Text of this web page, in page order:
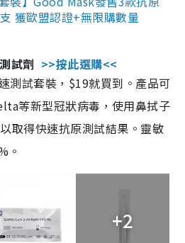
獲歐盟認證+無限購數量
試劑 >>按此選購<<
測試套裝，$19就買到。產品可
等新型冠狀病毒，使用鼻拭子
取得快速抗原測試結果。靈敏
。
+2